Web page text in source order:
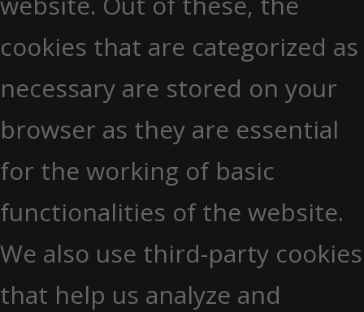
cookies that are categorized as
necessary are stored on your
browser as they are essential
for the working of basic
functionalities of the website.
We also use third-party cookies
that help us analyze and